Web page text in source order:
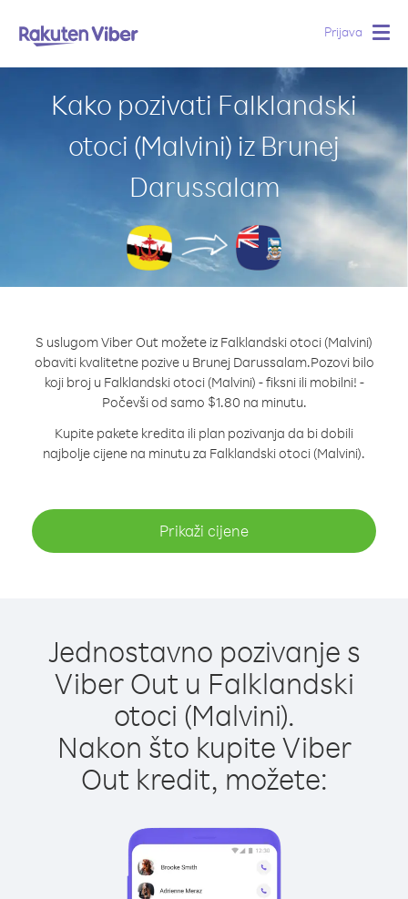
Prijava
Kako pozivati Falklandski
otoci (Malvini) iz Brunej
Darussalam
S uslugom Viber Out možete iz Falklandski otoci (Malvini)
obaviti kvalitetne pozive u Brunej Darussalam.Pozovi bilo
koji broj u Falklandski otoci (Malvini) - fiksni ili mobilni! -
Počevši od samo $1.80 na minutu.
Kupite pakete kredita ili plan pozivanja da bi dobili
najbolje cijene na minutu za Falklandski otoci (Malvini).
Prikaži cijene
Jednostavno pozivanje s
Viber Out u Falklandski
otoci (Malvini).
Nakon što kupite Viber
Out kredit, možete: